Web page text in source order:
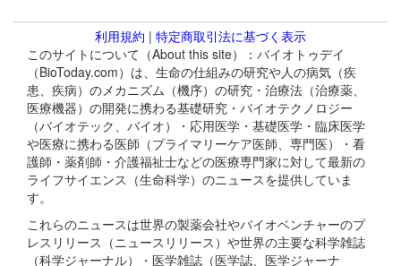
利用規約 | 特定商取引法に基づく表示
このサイトについて（About this site）：バイオトゥデイ
（BioToday.com）は、生命の仕組みの研究や人の病気（疾
患、疾病）のメカニズム（機序）の研究・治療法（治療薬、
医療機器）の開発に携わる基礎研究・バイオテクノロジー
（バイオテック、バイオ）・応用医学・基礎医学・臨床医学
や医療に携わる医師（プライマリーケア医師、専門医）・看
護師・薬剤師・介護福祉士などの医療専門家に対して最新の
ライフサイエンス（生命科学）のニュースを提供していま
す。
これらのニュースは世界の製薬会社やバイオベンチャーのプ
レスリリース（ニュースリリース）や世界の主要な科学雑誌
（科学ジャーナル）・医学雑誌（医学誌、医学ジャーナ